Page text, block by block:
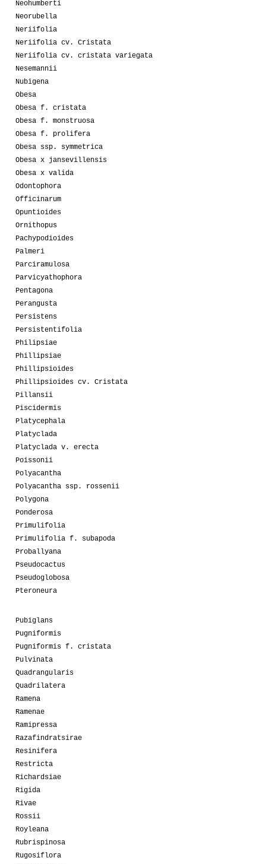
Neohumberti
Neorubella
Neriifolia
Neriifolia cv. Cristata
Neriifolia cv. cristata variegata
Nesemannii
Nubigena
Obesa
Obesa f. cristata
Obesa f. monstruosa
Obesa f. prolifera
Obesa ssp. symmetrica
Obesa x jansevillensis
Obesa x valida
Odontophora
Officinarum
Opuntioides
Ornithopus
Pachypodioides
Palmeri
Parciramulosa
Parvicyathophora
Pentagona
Perangusta
Persistens
Persistentifolia
Philipsiae
Phillipsiae
Phillipsioides
Phillipsioides cv. Cristata
Pillansii
Piscidermis
Platycephala
Platyclada
Platyclada v. erecta
Poissonii
Polyacantha
Polyacantha ssp. rossenii
Polygona
Ponderosa
Primulifolia
Primulifolia f. subapoda
Proballyana
Pseudocactus
Pseudoglobosa
Pteroneura
Pubiglans
Pugniformis
Pugniformis f. cristata
Pulvinata
Quadrangularis
Quadrilatera
Ramena
Ramenae
Ramipressa
Razafindratsirae
Resinifera
Restricta
Richardsiae
Rigida
Rivae
Rossii
Royleana
Rubrispinosa
Rugosiflora